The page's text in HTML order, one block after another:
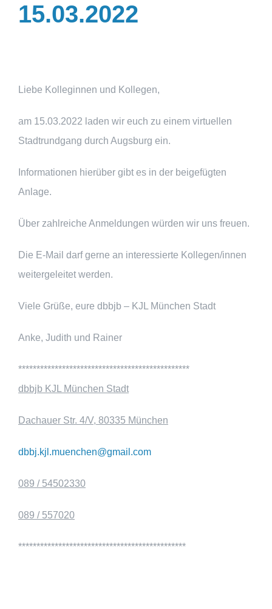
15.03.2022
Liebe Kolleginnen und Kollegen,
am 15.03.2022 laden wir euch zu einem virtuellen
Stadtrundgang durch Augsburg ein.
Informationen hierüber gibt es in der beigefügten
Anlage.
Über zahlreiche Anmeldungen würden wir uns freuen.
Die E-Mail darf gerne an interessierte Kollegen/innen
weitergeleitet werden.
Viele Grüße, eure dbbjb – KJL München Stadt
Anke, Judith und Rainer
***********************************************
dbbjb KJL München Stadt
Dachauer Str. 4/V, 80335 München
dbbj.kjl.muenchen@gmail.com
089 / 54502330
089 / 557020
**********************************************